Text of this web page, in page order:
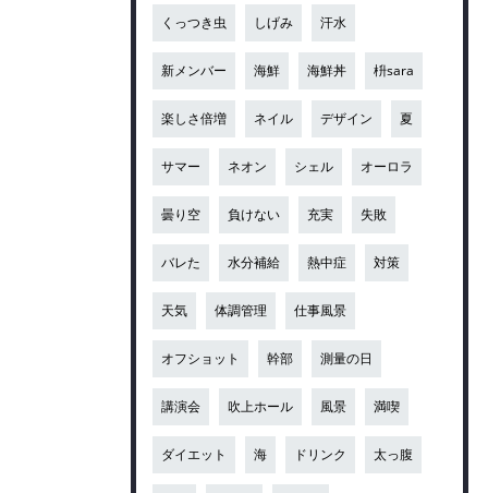
くっつき虫 しげみ 汗水
新メンバー 海鮮 海鮮丼 枡sara
楽しさ倍増 ネイル デザイン 夏
サマー ネオン シェル オーロラ
曇り空 負けない 充実 失敗
バレた 水分補給 熱中症 対策
天気 体調管理 仕事風景
オフショット 幹部 測量の日
講演会 吹上ホール 風景 満喫
ダイエット 海 ドリンク 太っ腹